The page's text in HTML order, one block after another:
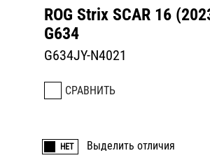
ROG Strix SCAR 16
G634
G634JY-N4021
СРАВНИТЬ
НЕТ Выделить отличия